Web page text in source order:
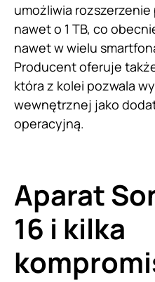
umożliwia
nawet o 1 TB, co
nawet w wielu
Producent oferuje
która z kolei pozwala
wewnętrznej jako
operacyjną.
Aparat
16 i kilka